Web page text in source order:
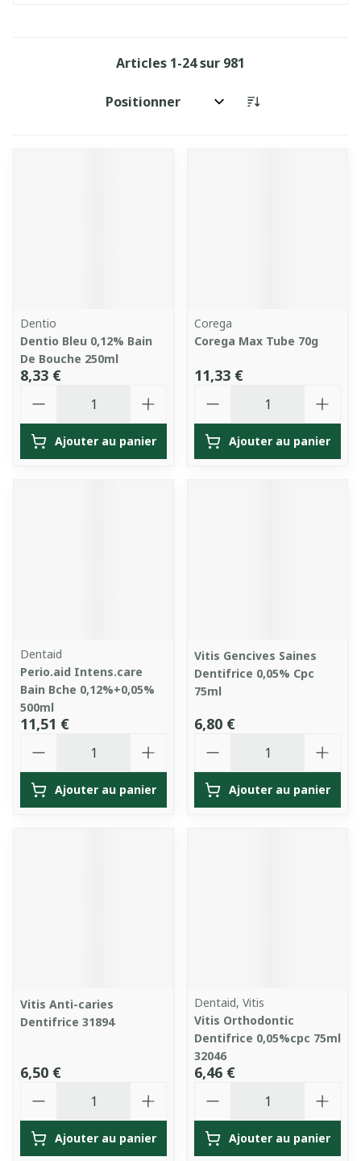
Articles 1-24sur 981
Trier par:
Dentio
Dentio Bleu 0,12% Bain
De Bouche 250ml
8,33 €
Ajouter au panier
Corega
Corega Max Tube 70g
11,33 €
Ajouter au panier
Dentaid
Perio.aid Intens.care
Bain Bche 0,12%+0,05%
500ml
11,51 €
Ajouter au panier
Vitis Gencives Saines
Dentifrice 0,05% Cpc
75ml
6,80 €
Ajouter au panier
Vitis Anti-caries
Dentifrice 31894
6,50 €
Ajouter au panier
Dentaid, Vitis
Vitis Orthodontic
Dentifrice 0,05%cpc 75ml
32046
6,46 €
Ajouter au panier